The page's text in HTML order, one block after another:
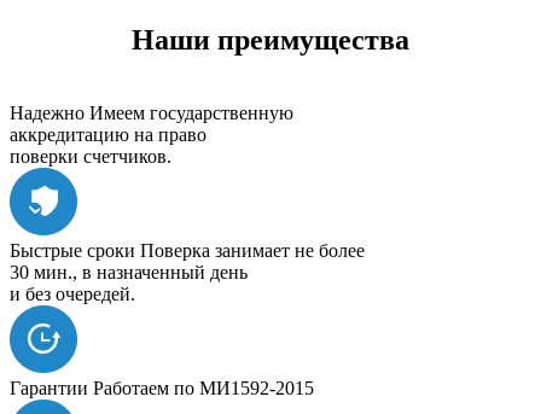
Наши преимущества
Надежно Имеем государственную
аккредитацию на право
поверки счетчиков.
Быстрые сроки Поверка занимает не более
30 мин., в назначенный день
и без очередей.
Гарантии Работаем по МИ1592-2015